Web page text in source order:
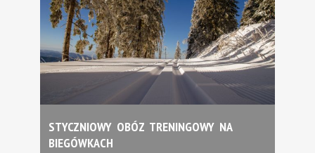
STYCZNIOWY OBÓZ TRENINGOWY NA
BIEGÓWKACH